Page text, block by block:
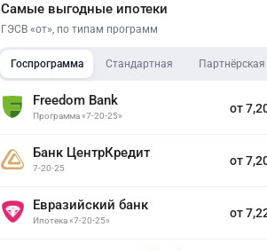
Самые выгодные ипотеки
ГЭСВ «от», по типам программ
Госпрограмма Стандартная Партнёрская
Freedom Bank
Программа «7-20-25»
от
Банк ЦентрКредит
7-20-25
от
Евразийский банк
Ипотека «7-20-25»
от